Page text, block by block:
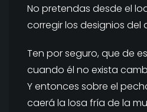
No pretendas desde el
corregir los designios del
Ten por seguro, que de
cuando él no exista
Y entonces sobre el
caerá la losa fría de la